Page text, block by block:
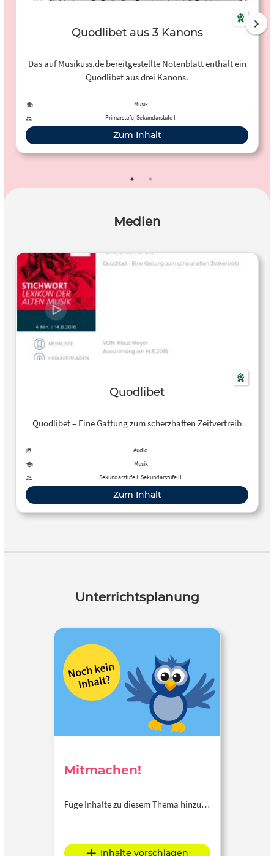
Quodlibet aus 3 Kanons
Das auf Musikuss.de bereitgestellte Notenblatt enthält ein
Quodlibet aus drei Kanons.
Musik
Primarstufe, Sekundarstufe I
Zum Inhalt
Medien
Quodlibet
Quodlibet – Eine Gattung zum scherzhaften Zeitvertreib
Audio
Musik
Sekundarstufe I, Sekundarstufe II
Zum Inhalt
Unterrichtsplanung
Mitmachen!
Füge Inhalte zu diesem Thema hinzu…
Inhalte vorschlagen